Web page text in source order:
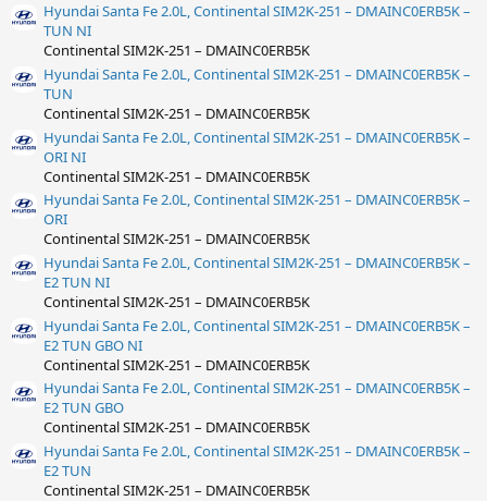
Hyundai Santa Fe 2.0L, Continental SIM2K-251 – DMAINC0ERB5K –
TUN NI
Continental SIM2K-251 – DMAINC0ERB5K
Hyundai Santa Fe 2.0L, Continental SIM2K-251 – DMAINC0ERB5K –
TUN
Continental SIM2K-251 – DMAINC0ERB5K
Hyundai Santa Fe 2.0L, Continental SIM2K-251 – DMAINC0ERB5K –
ORI NI
Continental SIM2K-251 – DMAINC0ERB5K
Hyundai Santa Fe 2.0L, Continental SIM2K-251 – DMAINC0ERB5K –
ORI
Continental SIM2K-251 – DMAINC0ERB5K
Hyundai Santa Fe 2.0L, Continental SIM2K-251 – DMAINC0ERB5K –
E2 TUN NI
Continental SIM2K-251 – DMAINC0ERB5K
Hyundai Santa Fe 2.0L, Continental SIM2K-251 – DMAINC0ERB5K –
E2 TUN GBO NI
Continental SIM2K-251 – DMAINC0ERB5K
Hyundai Santa Fe 2.0L, Continental SIM2K-251 – DMAINC0ERB5K –
E2 TUN GBO
Continental SIM2K-251 – DMAINC0ERB5K
Hyundai Santa Fe 2.0L, Continental SIM2K-251 – DMAINC0ERB5K –
E2 TUN
Continental SIM2K-251 – DMAINC0ERB5K